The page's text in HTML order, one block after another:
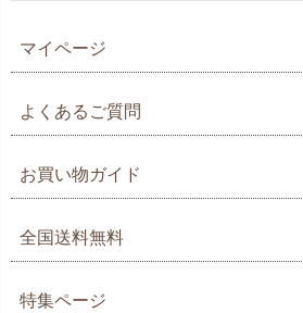
マイページ
よくあるご質問
お買い物ガイド
全国送料無料
特集ページ